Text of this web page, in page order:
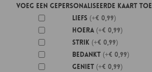
Voeg een gepersonaliseerde kaart toe
Liefs (+€ 0,99)
Hoera (+€ 0,99)
Strik (+€ 0,99)
Bedankt (+€ 0,99)
Geniet (+€ 0,99)